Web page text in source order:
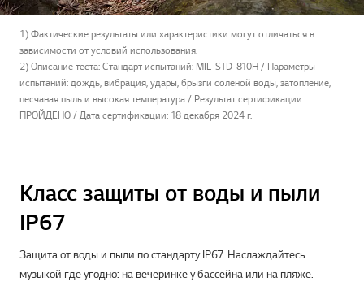
1) Фактические результаты или характеристики могут отличаться в
зависимости от условий использования.
2) Описание теста: Стандарт испытаний: MIL-STD-810H / Параметры
испытаний: дождь, вибрация, удары, брызги соленой воды, затопление,
песчаная пыль и высокая температура / Результат сертификации:
ПРОЙДЕНО / Дата сертификации: 18 декабря 2024 г.
Класс защиты от воды и пыли
IP67
Защита от воды и пыли по стандарту IP67. Наслаждайтесь
музыкой где угодно: на вечеринке у бассейна или на пляже.